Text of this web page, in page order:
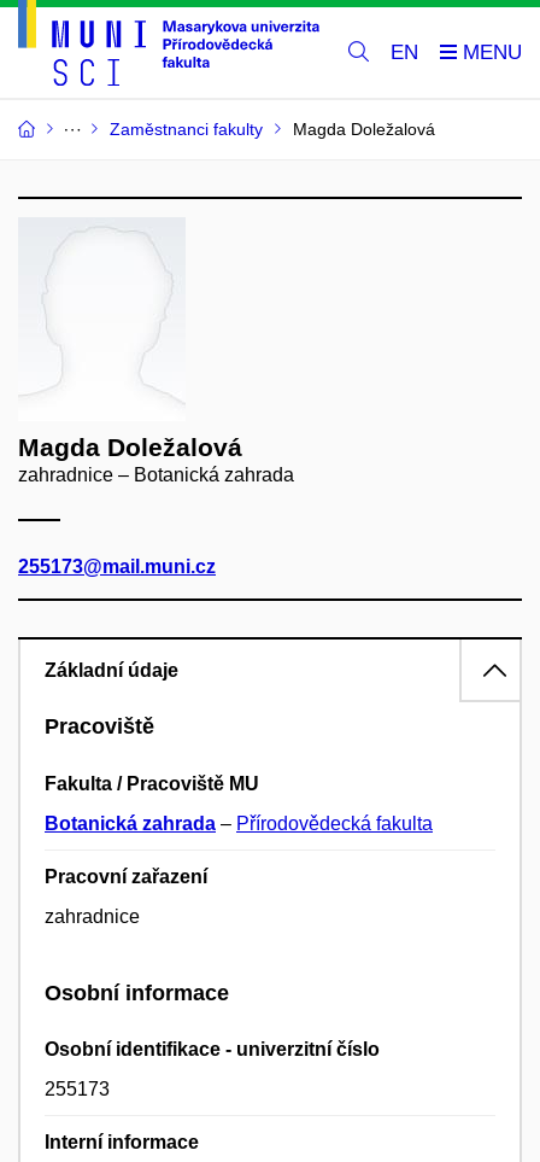
EN
Zaměstnanci fakulty Magda Doležalová
Magda Doležalová
zahradnice – Botanická zahrada
255173@mail.muni.cz
Základní údaje
Pracoviště
Fakulta / Pracoviště MU
Botanická zahrada – Přírodovědecká fakulta
Pracovní zařazení
zahradnice
Osobní informace
Osobní identifikace - univerzitní číslo
255173
Interní informace